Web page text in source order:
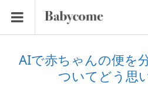
AIで赤ちゃんの便を
ついてどう思